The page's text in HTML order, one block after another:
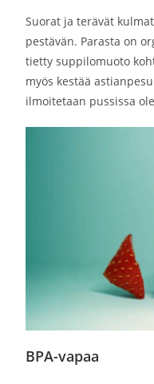
Suorat ja terävät
pestävän. Parasta on
tietty suppilomuoto
myös kestää
ilmoitetaan pussissa
BPA-vapaa